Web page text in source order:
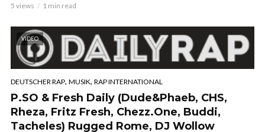
5 views 1 min read
VIDEO
DEUTSCHER RAP, MUSIK, RAP INTERNATIONAL
P.SO & Fresh Daily (Dude&Phaeb, CHS,
Rheza, Fritz Fresh, Chezz.One, Buddi,
Tacheles) Rugged Rome, DJ Wollow